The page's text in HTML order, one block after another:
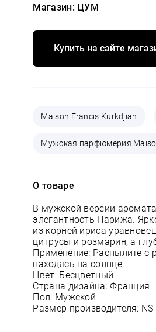
Магазин: ЦУМ
Купить на сайте
Maison Francis Kurkdjian
Мужская парфюмерия
О товаре
В мужской версии
элегантность Парижа.
из корней ириса
цитрусы и розмарин, а
Применение: Распылите с
находясь на солнце.
Цвет: Бесцветный
Страна дизайна: Франция
Пол: Мужской
Размер производителя: NS